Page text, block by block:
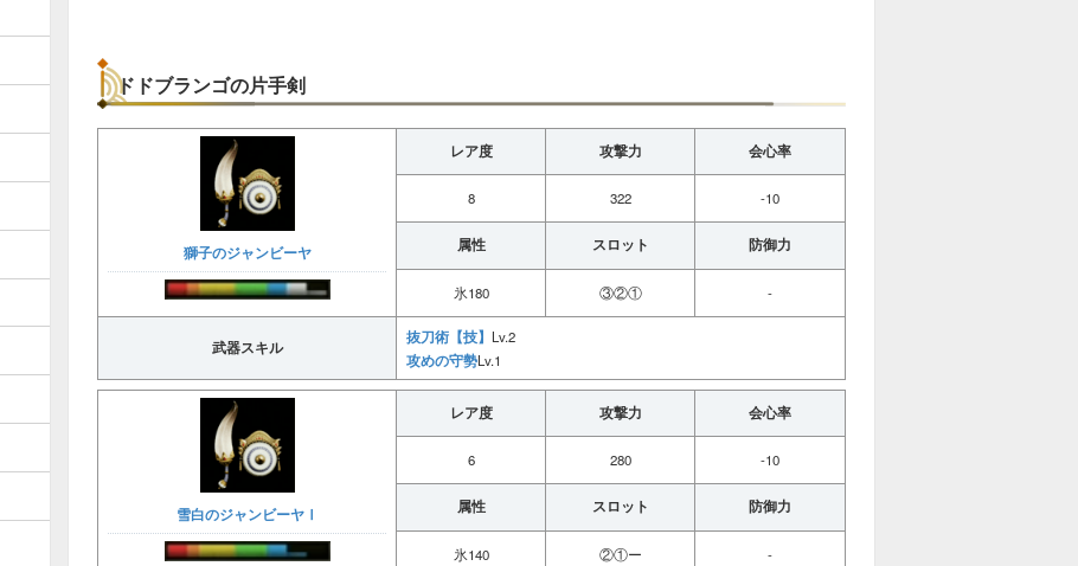
ドドブランゴの片手剣
獅子のジャンビーヤ
レア度 攻撃力 会心率
8 322 -10
属性 スロット 防御力
氷180 ③②① -
武器スキル
抜刀術【技】 Lv.2
攻めの守勢Lv.1
雪白のジャンビーヤⅠ
レア度 攻撃力 会心率
6 280 -10
属性 スロット 防御力
氷140 ②①ー -